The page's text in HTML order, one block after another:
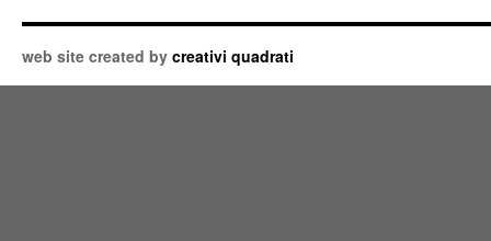
web site created by creativi quadrati